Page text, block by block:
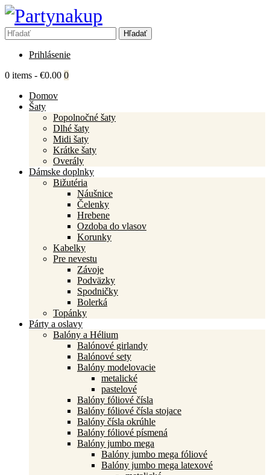
Prihlásenie
0 items - €0.00 0
Domov
Šaty
Popolnočné šaty
Dlhé šaty
Midi šaty
Krátke šaty
Overály
Dámske doplnky
Bižutéria
Náušnice
Čelenky
Hrebene
Ozdoba do vlasov
Korunky
Kabelky
Pre nevestu
Závoje
Podväzky
Spodničky
Bolerká
Topánky
Párty a oslavy
Balóny a Hélium
Balónové girlandy
Balónové sety
Balóny modelovacie
metalické
pastelové
Balóny fóliové čísla
Balóny fóliové čísla stojace
Balóny čísla okrúhle
Balóny fóliové písmená
Balóny jumbo mega
Balóny jumbo mega fóliové
Balóny jumbo mega latexové